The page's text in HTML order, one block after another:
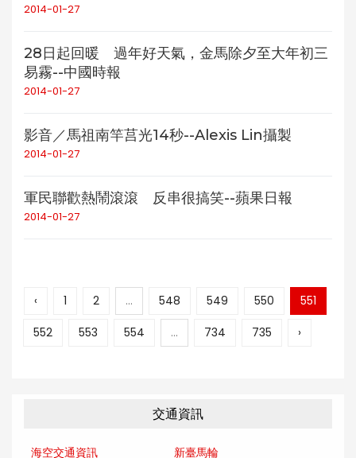
2014-01-27
28日起回暖 過年好天氣，金馬除夕至大年初三
易霧--中國時報
2014-01-27
影音／馬祖南竿莒光14秒--Alexis Lin攝製
2014-01-27
軍民聯歡熱鬧滾滾 反串很搞笑--蘋果日報
2014-01-27
‹ 1 2 ... 548 549 550
551
552
553 554 ... 734 735 ›
交通資訊
海空交通資訊 新臺馬輪